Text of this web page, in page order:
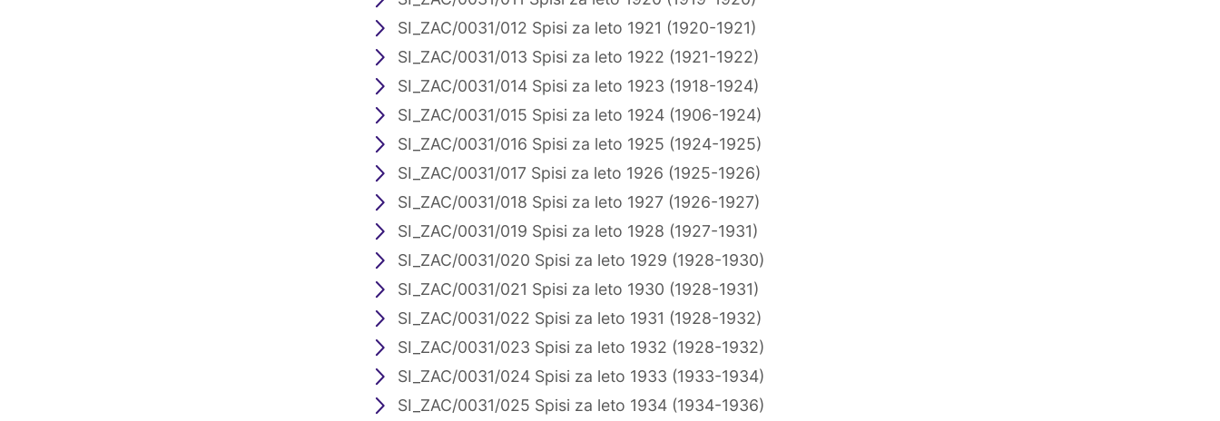
SI_ZAC/0031/012 Spisi za leto 1921 (1920-1921)
SI_ZAC/0031/013 Spisi za leto 1922 (1921-1922)
SI_ZAC/0031/014 Spisi za leto 1923 (1918-1924)
SI_ZAC/0031/015 Spisi za leto 1924 (1906-1924)
SI_ZAC/0031/016 Spisi za leto 1925 (1924-1925)
SI_ZAC/0031/017 Spisi za leto 1926 (1925-1926)
SI_ZAC/0031/018 Spisi za leto 1927 (1926-1927)
SI_ZAC/0031/019 Spisi za leto 1928 (1927-1931)
SI_ZAC/0031/020 Spisi za leto 1929 (1928-1930)
SI_ZAC/0031/021 Spisi za leto 1930 (1928-1931)
SI_ZAC/0031/022 Spisi za leto 1931 (1928-1932)
SI_ZAC/0031/023 Spisi za leto 1932 (1928-1932)
SI_ZAC/0031/024 Spisi za leto 1933 (1933-1934)
SI_ZAC/0031/025 Spisi za leto 1934 (1934-1936)